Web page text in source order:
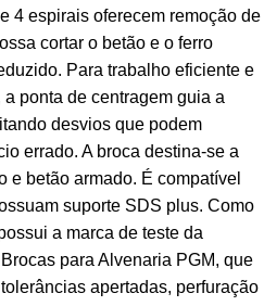
4 espirais oferecem remoção de
cortar o betão e o ferro
Para trabalho eficiente e
ponta de centragem guia a
desvios que podem
errado. A broca destina-se a
e betão armado. É compatível
suporte SDS plus. Como
a marca de teste da
para Alvenaria PGM, que
apertadas, perfuração